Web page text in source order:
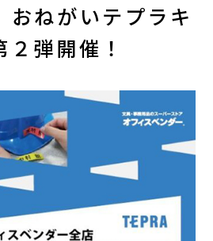
おねがいテプラキ
弾開催！